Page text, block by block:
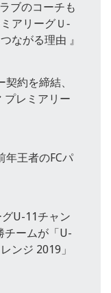
ブのコーチも
アリーグＵ‐
ながる理由 』
約を締結、
プレミアリー
年王者のFCパ
グU-11チャン
チームが「U-
ンジ 2019」